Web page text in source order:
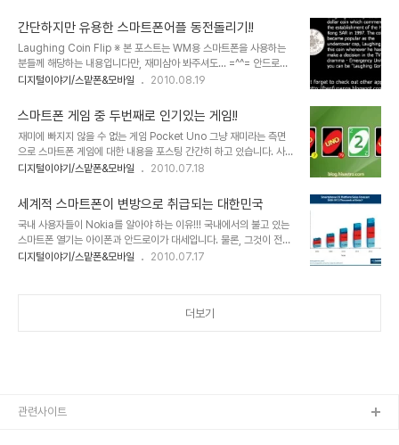
터 출발한 생각의 발동 때문이기도 했습니다. 왜 세계적으로 가장 많이
사용되고 있는 스마트폰이 국내에서는 소외되는 것일까라는 의구심
말이죠. -물론 그렇다고 그 의문이 정말 아무것도 몰라서는 아니고 왜
가장 많이 사용되고 있는가를 직접 확인해 보고자 하는 차원이었습니
다.- 그리고 x6을 사용하게 되면서 현재까지 출시된 노키아의 스마트
을 얻었습니다. 그건 바로 최적화된 OS..
간단하지만 유용한 스마트폰어플 동전돌리기!!
Laughing Coin Flip ※ 본 포스트는 WM용 스마트폰을 사용하는
분들께 해당하는 내용입니다만, 재미삼아 봐주셔도... =^^= 안드로이
드와 아이폰이 대세인 스마트폰의 현실입니다만, 기존의 고객층으로
가 알고 있느냐는 별개의 문제이지만... ▲ 스마트폰 OS별 국내 시장
점유율 (자료: ATLAS Mobile Index, 블로터닷컴 ) 가끔 버려졌다
는 기분이 들땐 참 거시기 해도... 가끔 개인 개발자 분들께서 올려주시
는 어플들을 보고 있자면 참 대단하다는 생각과 함께 약간의 하드웨어
적인 부분이 보완되고 OS가 조금만 더 받쳐줬더라면 지금의 스마트폰
부분이 ..
디지털이야기/스맡폰&모바일 2010.08.19
스마트폰 게임 중 두번째로 인기있는 게임!!
재미에 빠지지 않을 수 없는 게임 Pocket Uno 그냥 재미라는 측면
으로 스마트폰 게임에 대한 내용을 포스팅 간간히 하고 있습니다. 사실
개인적으로 즐기는 게임들 중에서 괜찮다고 생각하는 것들을 몇몇 올
몰랐던 것을 최근 알게된 것이 스스로 그냥 재밌어서 했었던 게임들이
알고 보면 인지도가 꽤나 높은 게임들이었음을 알게될 때가 종종있습
니다. 오늘 올리려고 하는 스마트폰 게임도 그런 것 중 하나라고 할 수
있습니다. 어떻게 우연한 경로를 통해 알게된 카드형 보드게임으로
Freeware Pocket PC가 2009년 선정한 스마트폰(PDA) 무료 게
디지털이야기/스맡폰&모바일 2010.07.18
세계적 스마트폰이 변방으로 취급되는 대한민국
국내 사용자들이 Nokia를 알아야 하는 이유!!! 국내에서의 불고 있는
스마트폰 열기는 아이폰과 안드로이가 대세입니다. 물론, 그것이 전세
계적인 트랜드와 무관한 건 아닙니다. 애플의 아이폰과 구글이 주도하
장 점유율 40%를 차지하고 있는 노키아의 심비안과 마에모가 그것
디지털이야기/스맡폰&모바일 2010.07.17
더보기
관련사이트